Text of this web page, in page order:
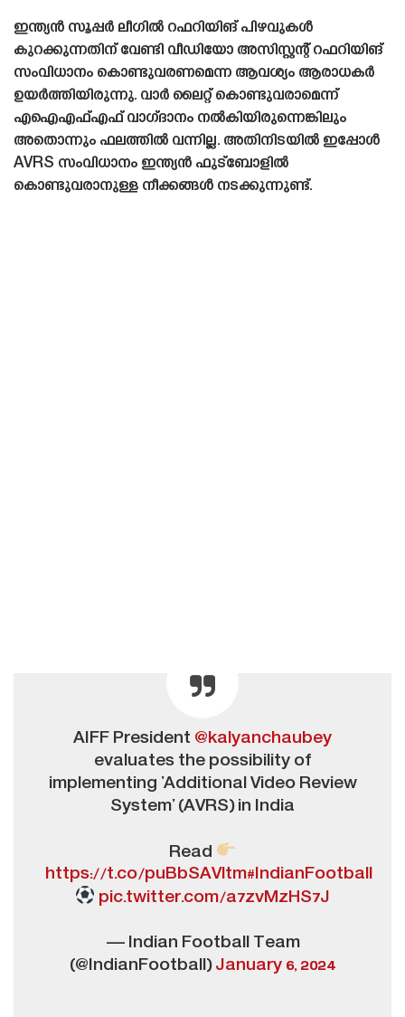
ഇന്ത്യൻ സൂപ്പർ ലീഗിൽ റഫറിയിങ് പിഴവുകൾ
കുറക്കുന്നതിന് വേണ്ടി വീഡിയോ അസിസ്റ്റന്റ് റഫറിയിങ്
സംവിധാനം കൊണ്ടുവരണമെന്ന ആവശ്യം ആരാധകർ
ഉയർത്തിയിരുന്നു. വാർ ലൈറ്റ് കൊണ്ടുവരാമെന്ന്
എഐഎഫ്എഫ് വാഗ്‌ദാനം നൽകിയിരുന്നെങ്കിലും
അതൊന്നും ഫലത്തിൽ വന്നില്ല. അതിനിടയിൽ ഇപ്പോൾ
AVRS സംവിധാനം ഇന്ത്യൻ ഫുട്ബോളിൽ
കൊണ്ടുവരാനുള്ള നീക്കങ്ങൾ നടക്കുന്നുണ്ട്.
AIFF President @kalyanchaubey
evaluates the possibility of
implementing ‘Additional Video Review
System’ (AVRS) in India
Read
https://t.co/puBbSAVltm#IndianFootball
pic.twitter.com/a7zvMzHS7J
— Indian Football Team
(@IndianFootball)January 6, 2024